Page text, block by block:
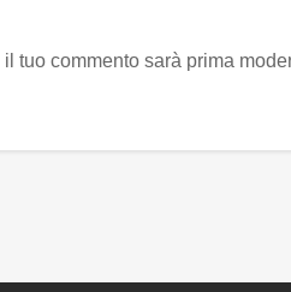
il tuo commento sarà prima